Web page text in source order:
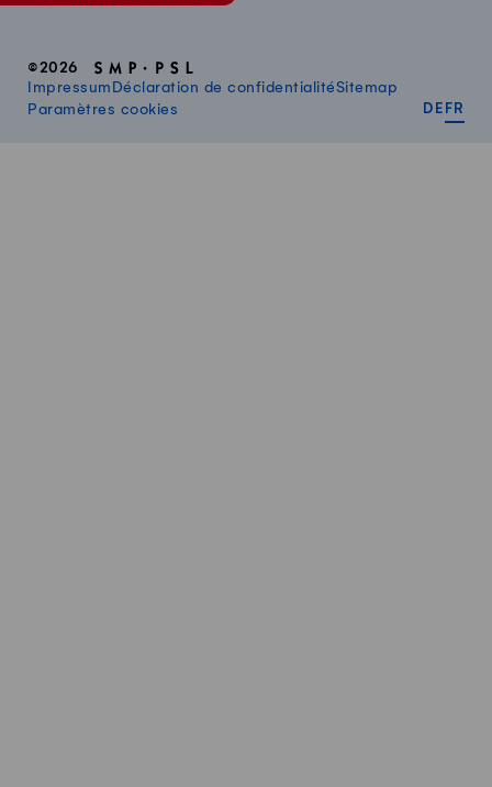
©2026
Impressum Déclaration de confidentialitéSitemap
Paramètres cookies
DE FR